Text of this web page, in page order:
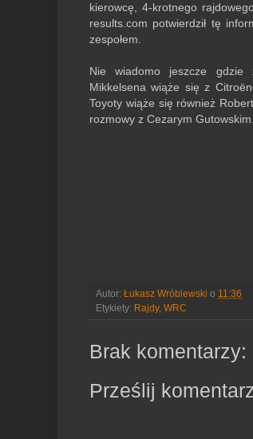
kierowcę, 4-krotnego
results.com potwierdził tę
zespołem.
Nie wiadomo jeszcze gdzie
Mikkelsena wiąże się z
Toyoty wiąże się również
rozmowy z Cezarym Gutowskim.
Autor: Łukasz Wróblewski o 11:36
Etykiety: Rajdy, WRC
Brak komentarzy:
Prześlij